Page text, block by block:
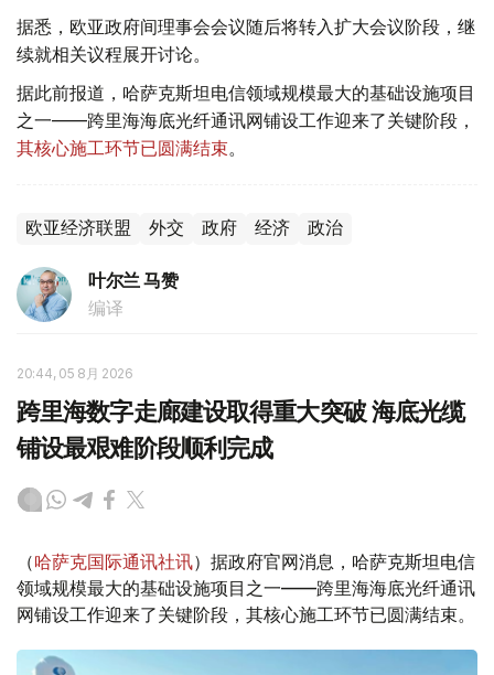
据悉，欧亚政府间理事会会议随后将转入扩大会议阶段，继
续就相关议程展开讨论。
据此前报道，哈萨克斯坦电信领域规模最大的基础设施项目
之一——跨里海海底光纤通讯网铺设工作迎来了关键阶段，
其核心施工环节已圆满结束。
欧亚经济联盟 外交 政府 经济 政治
叶尔兰 马赞
编译
20:44, 05 8月 2026
跨里海数字走廊建设取得重大突破 海底光缆
铺设最艰难阶段顺利完成
（哈萨克国际通讯社讯）据政府官网消息，哈萨克斯坦电信
领域规模最大的基础设施项目之一——跨里海海底光纤通讯
网铺设工作迎来了关键阶段，其核心施工环节已圆满结束。